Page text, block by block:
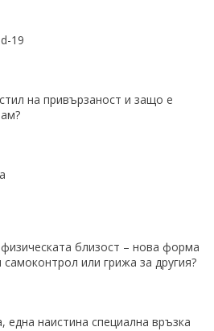
19
на привързаност и защо е
близост – нова форма
самоконтрол или грижа за другия?
една наистина специална връзка